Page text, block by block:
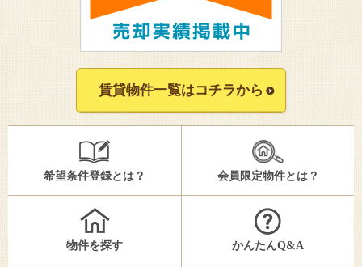
賃貸物件一覧はコチラから
希望条件登録とは？ 会員限定物件とは？
物件を探す かんたんQ&A